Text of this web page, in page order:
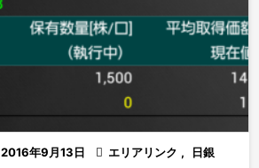
2016年9月13日  エリアリンク , 日銀